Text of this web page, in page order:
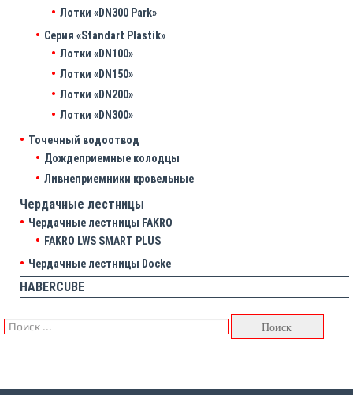
Лотки «DN300 Park»
Серия «Standart Plastik»
Лотки «DN100»
Лотки «DN150»
Лотки «DN200»
Лотки «DN300»
Точечный водоотвод
Дождеприемные колодцы
Ливнеприемники кровельные
Чердачные лестницы
Чердачные лестницы FAKRO
FAKRO LWS SMART PLUS
Чердачные лестницы Docke
HABERCUBE